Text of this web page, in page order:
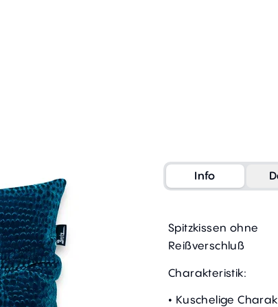
Info
Spitzkissen ohne
Reißverschluß
Charakteristik:
• Kuschelige